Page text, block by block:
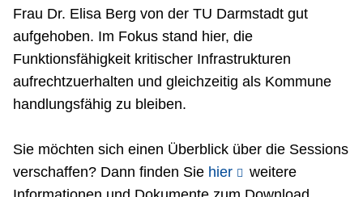
Frau Dr. Elisa Berg von der TU Darmstadt gut
aufgehoben. Im Fokus stand hier, die
Funktionsfähigkeit kritischer Infrastrukturen
aufrechtzuerhalten und gleichzeitig als Kommune
handlungsfähig zu bleiben.
Sie möchten sich einen Überblick über die Sessions
verschaffen? Dann finden Sie hier
weitere